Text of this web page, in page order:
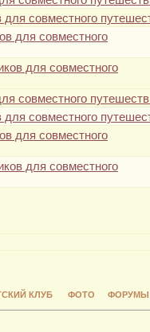
совместного
для совместного
для совместного
совместного
совместного
для совместного
для совместного
КЛУБ ФОТО ФОРУМЫ